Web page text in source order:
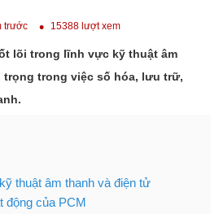
trước 15388 lượt xem
lõi trong lĩnh vực kỹ thuật âm
trong việc số hóa, lưu trữ,
thuật âm thanh và điện tử
động của PCM